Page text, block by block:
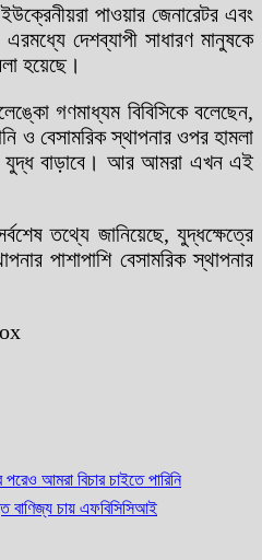
পাওয়ার জেনারেটর এবং
দেশব্যাপী সাধারণ মানুষকে
হয়েছে।
গণমাধ্যম বিবিসিকে বলেছেন,
ও বেসামরিক স্থাপনার ওপর হামলা
যুদ্ধ বাড়াবে। আর আমরা এখন এই
তথ্যে জানিয়েছে, যুদ্ধক্ষেত্রে
পাশাপাশি বেসামরিক স্থাপনার
পরেও আমরা বিচার চাইতে পারিনি
বাণিজ্য চায় এফবিসিসিআই